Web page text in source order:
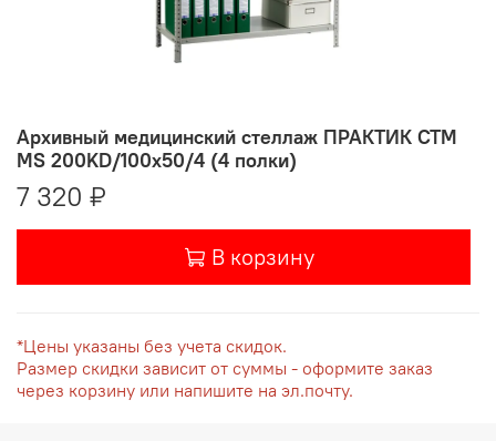
Архивный медицинский стеллаж ПРАКТИК СТМ
MS 200KD/100х50/4 (4 полки)
7 320 ₽
В корзину
*Цены указаны без учета скидок.
Размер скидки зависит от суммы - оформите заказ
через корзину или напишите на эл.почту.